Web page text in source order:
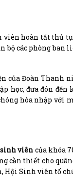
hoàn tất thủ
bộ các phòng
của Đoàn
học, đưa đón
hòa nhập
sinh viên của khóa
cần thiết cho
Hội Sinh viên tổ